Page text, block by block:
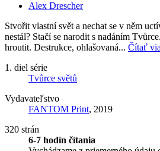
Alex Drescher
Stvořit vlastní svět a nechat se v něm
nestál? Stačí se narodit s nadáním
hroutit. Destrukce, ohlašovaná... Čítať
1. diel série
Tvůrce světů
Vydavateľstvo
FANTOM Print, 2019
320 strán
6-7 hodín čítania